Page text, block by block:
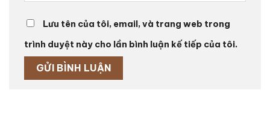
Lưu tên của tôi, email, và trang web trong
trình duyệt này cho lần bình luận kế tiếp của tôi.